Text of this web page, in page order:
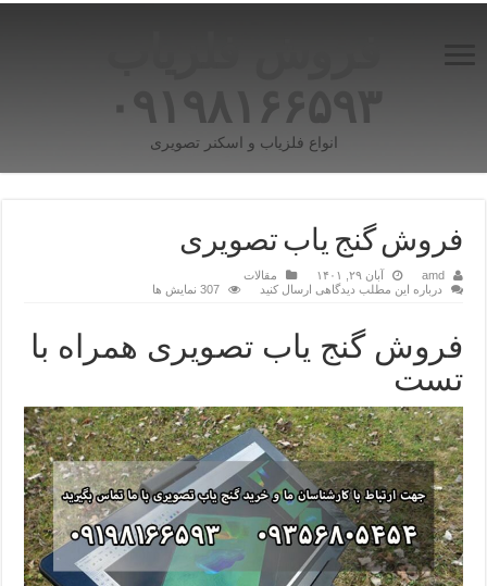
۰۹۱۹۸۱۶۶۵۹۳
انواع فلزیاب و اسکنر تصویری
فروش گنج یاب تصویری
amd آبان ۲۹, ۱۴۰۱
مقالات
درباره این مطلب دیدگاهی ارسال کنید
307 نمایش ها
فروش گنج یاب تصویری همراه با
تست